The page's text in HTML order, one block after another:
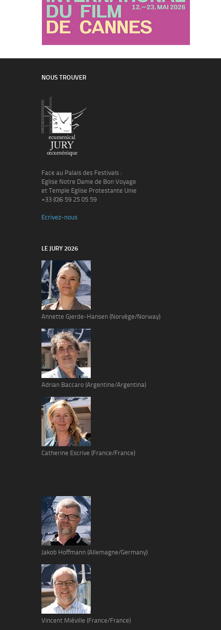
NOUS TROUVER
Face au Palais des Festivals :
Eglise Notre Dame de Bon Voyage
et Temple Eglise Protestante Unie
+33 (0)6 59 25 05 59
Ecrivez-nous
LE JURY 2026
Annette Gjerde-Hansen (Norvège/Norway)
Adrian Baccaro (Argentine/Argentina)
Catherine Escrive (France/France)
Jakob Hoffmann (Allemagne/Germany)
Vincent Miéville (France/France)